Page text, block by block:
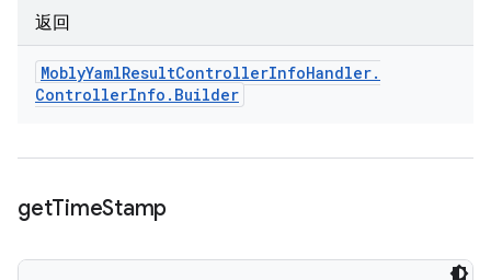
返回
MoblyYamlResultControllerInfoHandler.
ControllerInfo . Builder
getTimeStamp